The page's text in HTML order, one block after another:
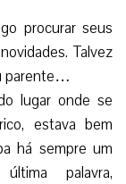
procurar seus
Talvez
parente…
lugar onde se
estava bem
há sempre um
palavra,